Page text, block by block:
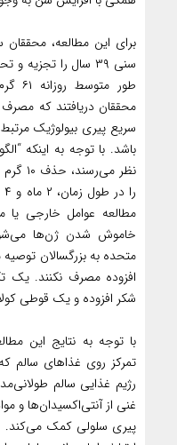
سنی ۳۹ سال را تجزیه
طور
محققان دریافتند که مصرف
سریع پیری بیولوژیک
باشد. با توجه به اینکه
نظر
مطالعه عوامل خارجی
خاموش شدن ژن‌ها
شکر افزوده و یک قوطی کولا حدود ۳۹ گرم شکر
با توجه به نتایج این
تمرکز روی غذاهای سالم
رژیم غذایی سالم
غنی از آنتی‌اکسیدان‌ها و
پیری سلولی کمک می‌کند.